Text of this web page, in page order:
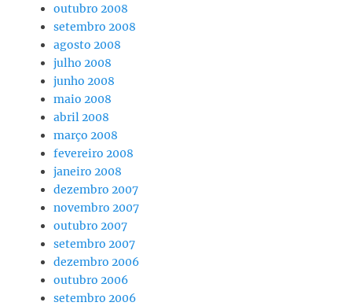
outubro 2008
setembro 2008
agosto 2008
julho 2008
junho 2008
maio 2008
abril 2008
março 2008
fevereiro 2008
janeiro 2008
dezembro 2007
novembro 2007
outubro 2007
setembro 2007
dezembro 2006
outubro 2006
setembro 2006